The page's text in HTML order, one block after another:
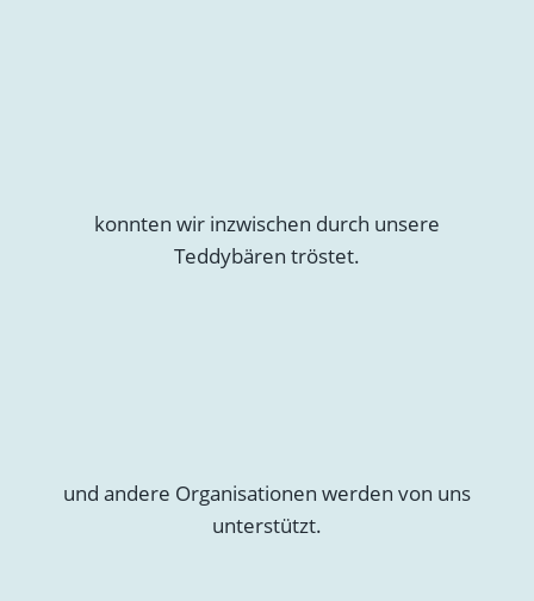
konnten wir inzwischen durch unsere
Teddybären tröstet.
und andere Organisationen werden von uns
unterstützt.